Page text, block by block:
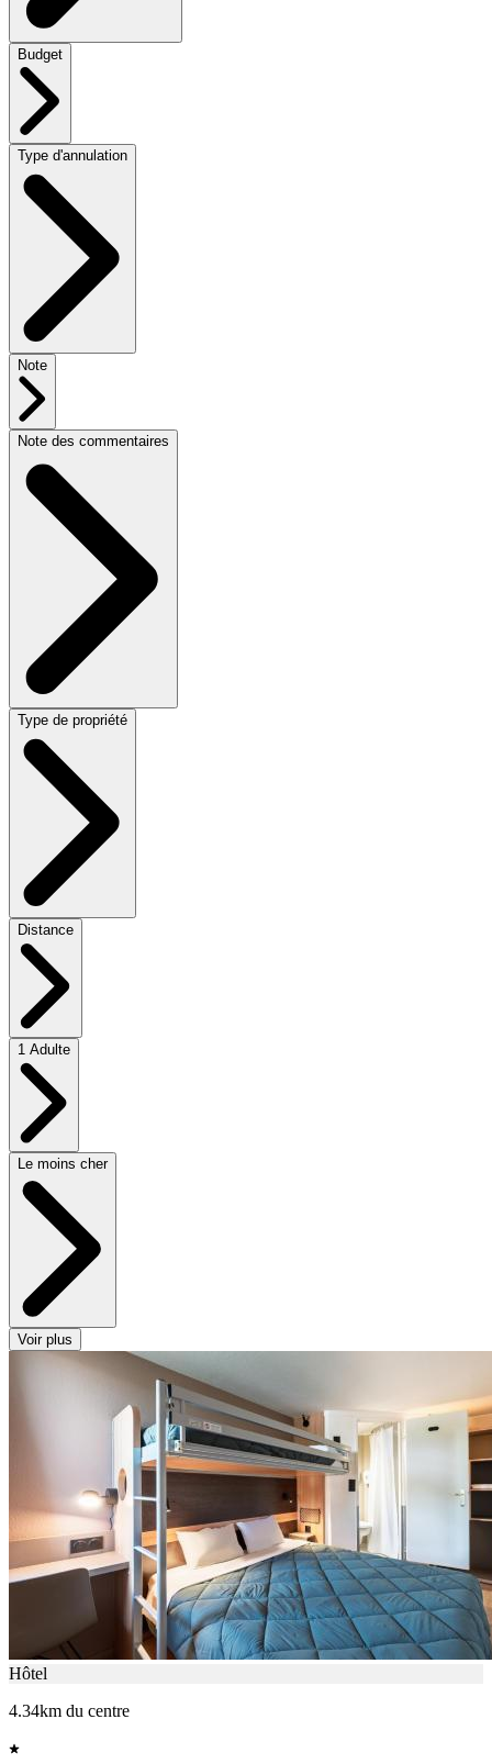
Budget
Type d'annulation
Note
Note des commentaires
Type de propriété
Distance
1 Adulte
Le moins cher
Voir plus
Hôtel
4.34km du centre